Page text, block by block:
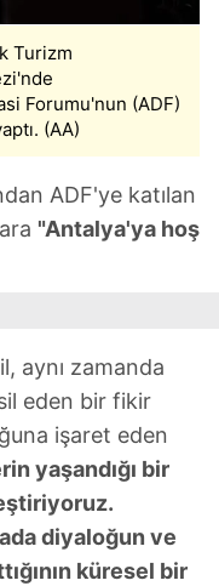
Turizm
Forumu'nun (ADF)
(AA)
ADF'ye katılan
"Antalya'ya hoş
aynı zamanda
eden bir fikir
işaret eden
yaşandığı bir
diyaloğun ve
küresel bir